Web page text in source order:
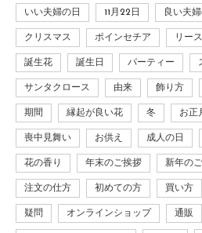
いい夫婦の日 11月22日 良い夫婦
クリスマス ポインセチア リース
誕生花 誕生日 パーティー
サンタクロース 由来 飾り方
期間 縁起が良い花 冬 お正
喪中見舞い お供え 成人の日
花の香り 年末のご挨拶 新年の
注文の仕方 初めての方 買い方
疑問 オンラインショップ 通販